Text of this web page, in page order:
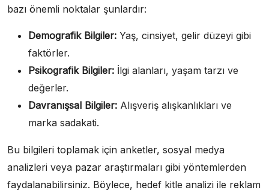
bazı önemli noktalar şunlardır:
Demografik Bilgiler: Yaş, cinsiyet, gelir düzeyi gibi
faktörler.
Psikografik Bilgiler: İlgi alanları, yaşam tarzı ve
değerler.
Davranışsal Bilgiler: Alışveriş alışkanlıkları ve
marka sadakati.
Bu bilgileri toplamak için anketler, sosyal medya
analizleri veya pazar araştırmaları gibi yöntemlerden
faydalanabilirsiniz. Böylece, hedef kitle analizi ile reklam